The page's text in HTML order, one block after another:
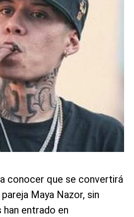
conocer que se convertirá
Maya Nazor, sin
han entrado en